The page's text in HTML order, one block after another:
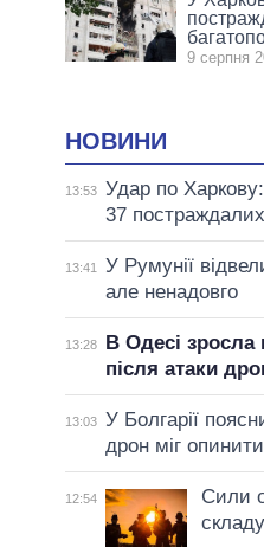
9 серпня
НОВИНИ
13:53 Удар по
37 постраждалих
13:41
У Румунії
але ненадовго
13:28
В Одесі зросла
після атаки
13:03 У Болгарії
дрон міг
12:54
Сили